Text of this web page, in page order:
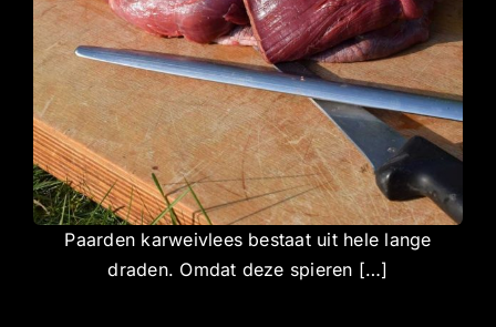
Paarden karweivlees bestaat uit hele lange
draden. Omdat deze spieren […]